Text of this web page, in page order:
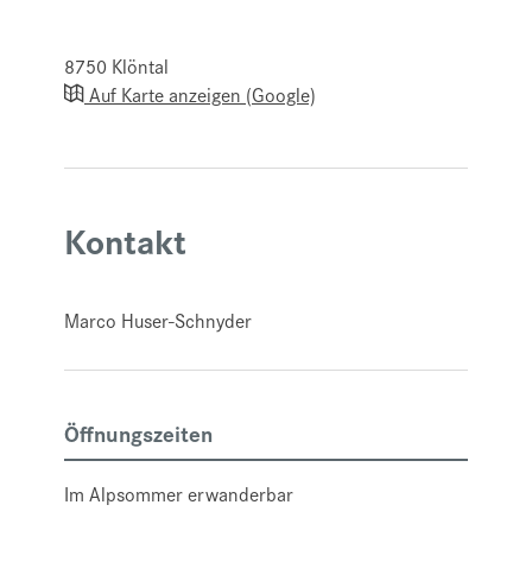
8750 Klöntal
Auf Karte anzeigen (Google)
Kontakt
Marco Huser-Schnyder
Öffnungszeiten
Im Alpsommer erwanderbar